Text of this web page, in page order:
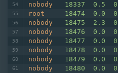
nobody
18337  0.5
root
18474  0.0
nobody
18475  2.3
nobody
18476  0.0
nobody
18477  0.0
nobody
18478  0.0
nobody
18479  0.0
nobody
18480  0.0